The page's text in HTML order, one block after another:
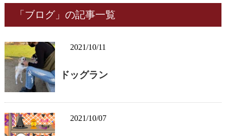
「ブログ」の記事一覧
2021/10/11
ドッグラン
2021/10/07